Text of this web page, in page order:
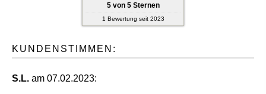
5von 5Sternen
1 Bewertung seit 2023
KUNDENSTIMMEN:
S.L. am 07.02.2023: